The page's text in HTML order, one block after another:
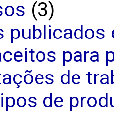
(3)
para
de
de